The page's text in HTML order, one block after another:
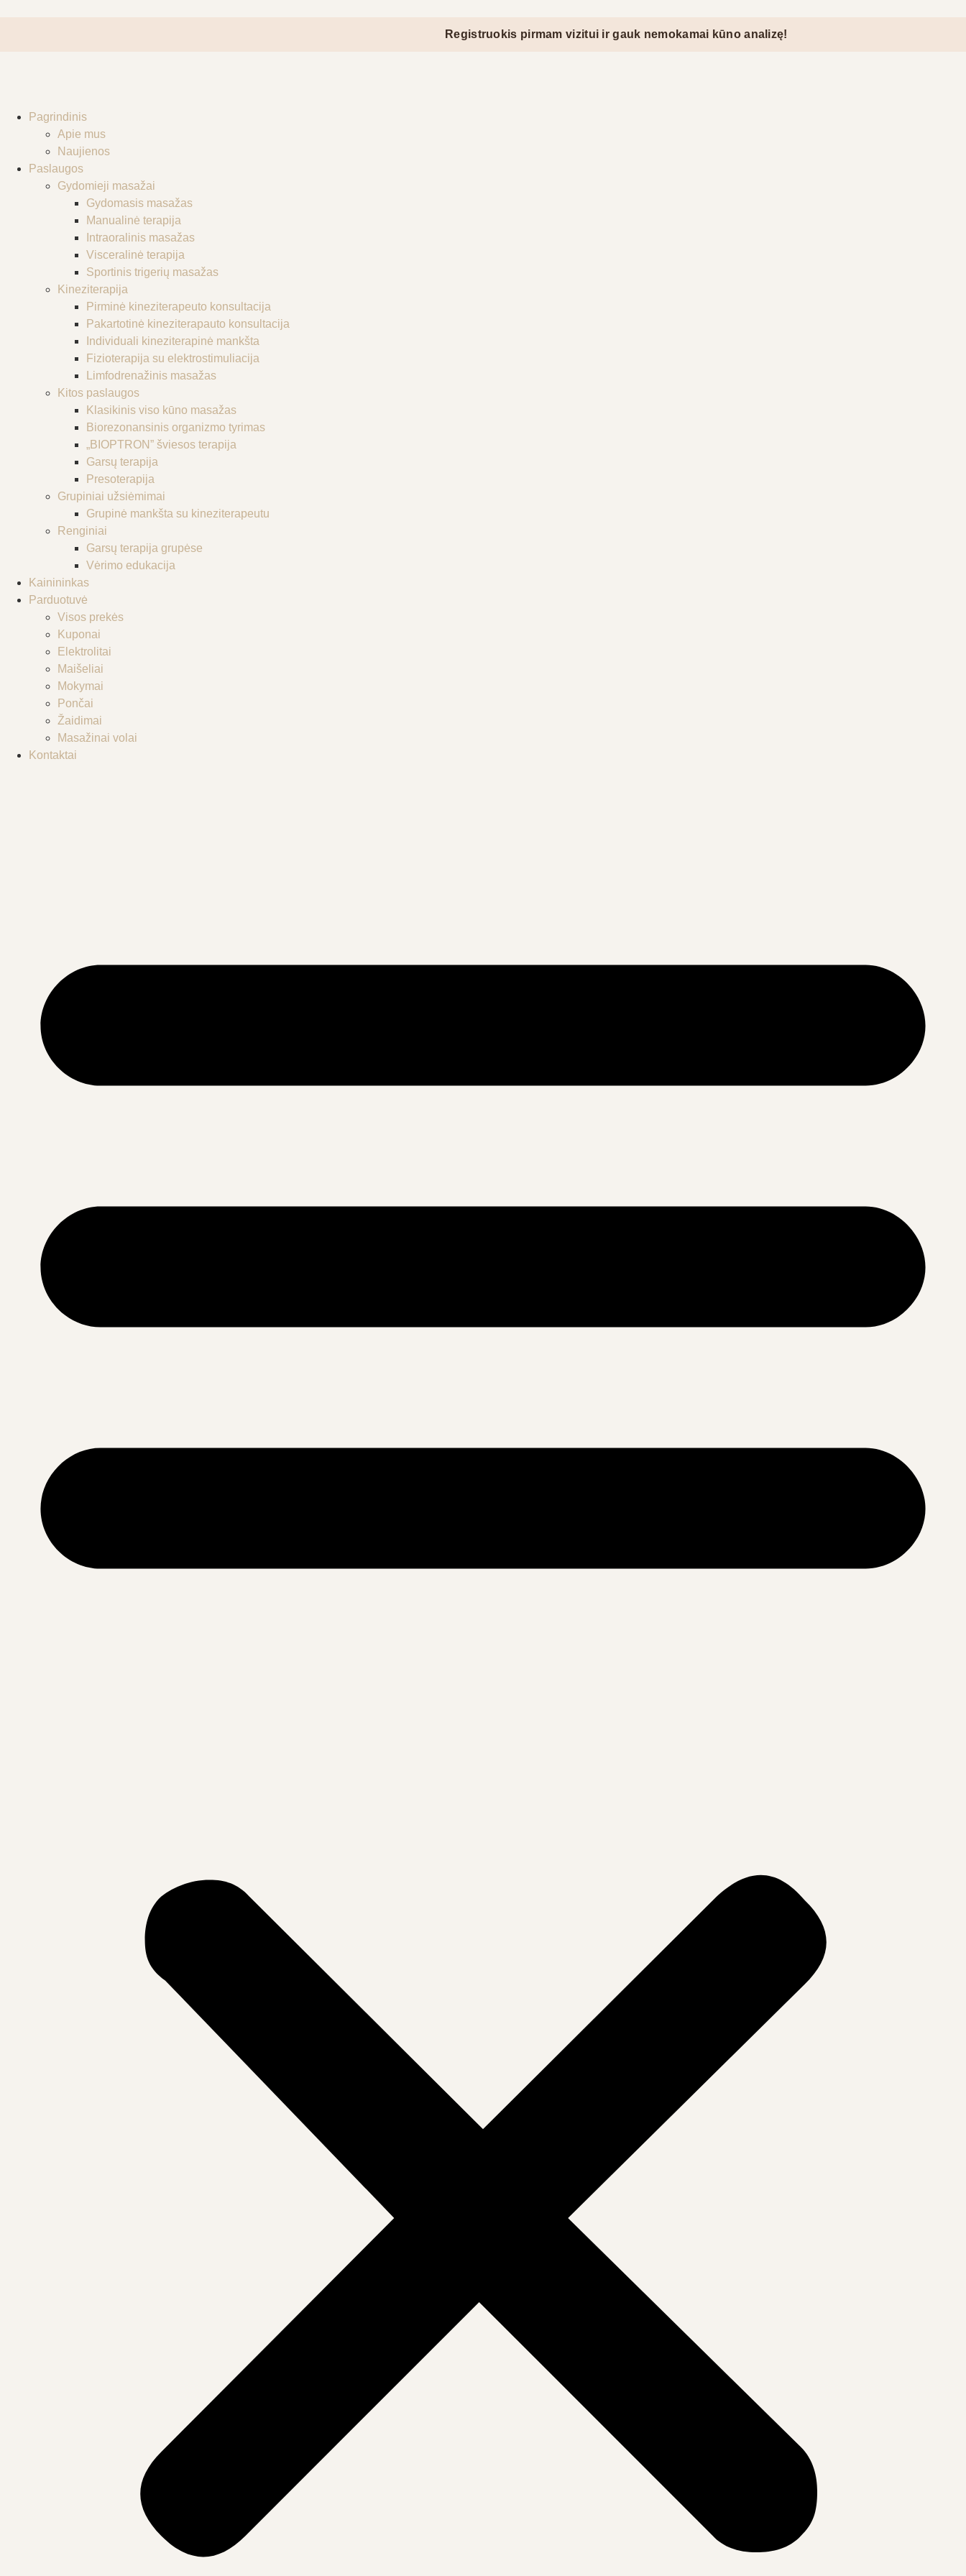
Registruokis pirmam vizitui ir gauk nemokamai kūno analizę!
Pagrindinis
Apie mus
Naujienos
Paslaugos
Gydomieji masažai
Gydomasis masažas
Manualinė terapija
Intraoralinis masažas
Visceralinė terapija
Sportinis trigerių masažas
Kineziterapija
Pirminė kineziterapeuto konsultacija
Pakartotinė kineziterapauto konsultacija
Individuali kineziterapinė mankšta
Fizioterapija su elektrostimuliacija
Limfodrenažinis masažas
Kitos paslaugos
Klasikinis viso kūno masažas
Biorezonansinis organizmo tyrimas
„BIOPTRON” šviesos terapija
Garsų terapija
Presoterapija
Grupiniai užsiėmimai
Grupinė mankšta su kineziterapeutu
Renginiai
Garsų terapija grupėse
Vėrimo edukacija
Kainininkas
Parduotuvė
Visos prekės
Kuponai
Elektrolitai
Maišeliai
Mokymai
Pončai
Žaidimai
Masažinai volai
Kontaktai